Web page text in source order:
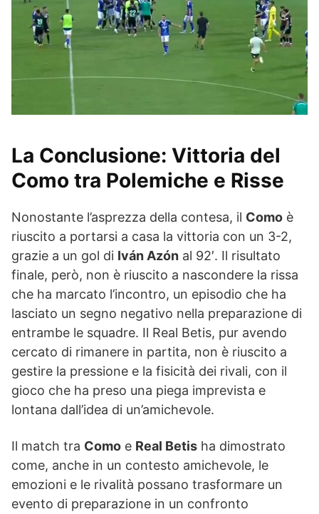
La Conclusione: Vittoria del
Como tra Polemiche e Risse
Nonostante l’asprezza della contesa, il Como è
riuscito a portarsi a casa la vittoria con un 3-2,
grazie a un gol di Iván Azón al 92′. Il risultato
finale, però, non è riuscito a nascondere la rissa
che ha marcato l’incontro, un episodio che ha
lasciato un segno negativo nella preparazione di
entrambe le squadre. Il Real Betis, pur avendo
cercato di rimanere in partita, non è riuscito a
gestire la pressione e la fisicità dei rivali, con il
gioco che ha preso una piega imprevista e
lontana dall’idea di un’amichevole.
Il match tra Como e Real Betis ha dimostrato
come, anche in un contesto amichevole, le
emozioni e le rivalità possano trasformare un
evento di preparazione in un confronto